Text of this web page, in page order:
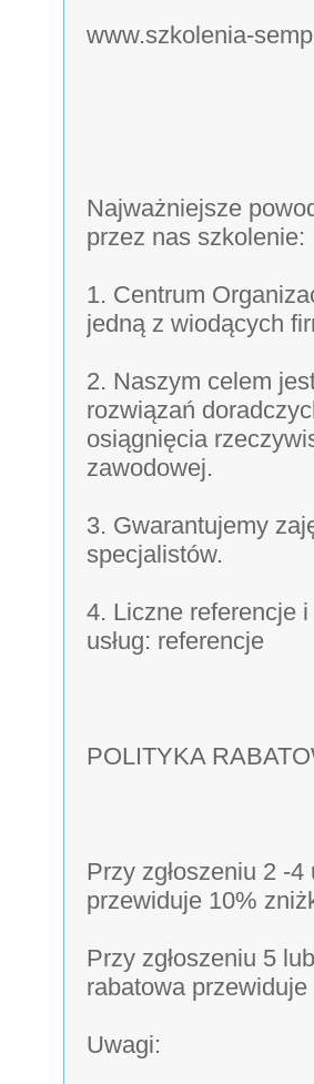
www.szkolenia-
Najważniejsze
przez nas szkolenie:
1. Centrum
jedną z wiodących
2. Naszym celem
rozwiązań
osiągnięcia
zawodowej.
3. Gwarantujemy
specjalistów.
4. Liczne referencje
usług: referencje
POLITYKA
Przy zgłoszeniu 2 -
przewiduje 10%
Przy zgłoszeniu 5
rabatowa
Uwagi: